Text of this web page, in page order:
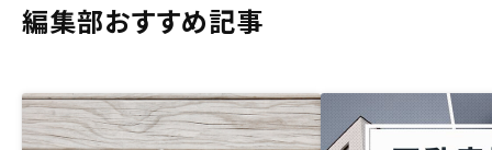
編集部おすすめ記事